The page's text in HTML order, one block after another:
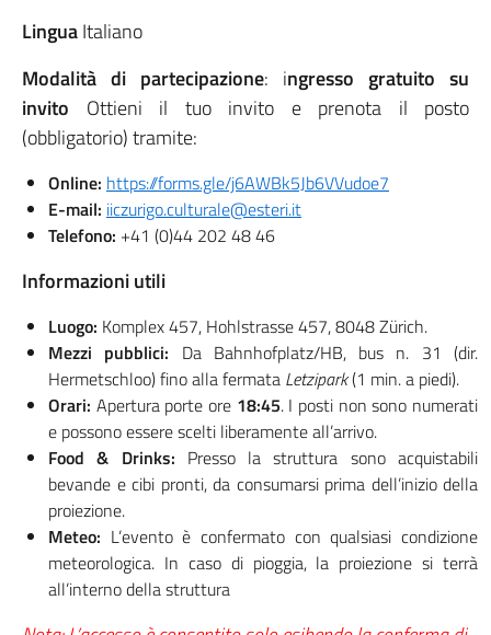
LinguaItaliano
Modalità di partecipazione: ingresso gratuito su
invito Ottieni il tuo invito e prenota il posto
(obbligatorio) tramite:
Online: https://forms.gle/j6AWBk5Jb6VVudoe7
E-mail: iiczurigo.culturale@esteri.it
Telefono: +41 (0)44 202 48 46
Informazioni utili
Luogo: Komplex 457, Hohlstrasse 457, 8048 Zürich.
Mezzi pubblici: Da Bahnhofplatz/HB, bus n. 31 (dir.
Hermetschloo) fino alla fermata Letzipark(1 min. a piedi).
Orari: Apertura porte ore 18:45. I posti non sono numerati
e possono essere scelti liberamente all’arrivo.
Food & Drinks: Presso la struttura sono acquistabili
bevande e cibi pronti, da consumarsi prima dell’inizio della
proiezione.
Meteo: L’evento è confermato con qualsiasi condizione
meteorologica. In caso di pioggia, la proiezione si terrà
all’interno della struttura